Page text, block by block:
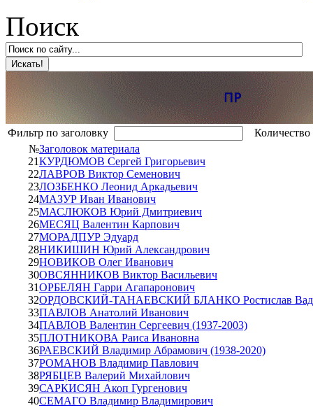
Поиск
Фильтр по заголовку
№Заголовок материала
21КУРДЮМОВ Сергей Григорьевич
22ЛАВРОВ Виктор Семенович
23ЛОЗБЕНКО Леонид Аркадьевич
24МАЗУР Иван Иванович
25МАСЛЮКОВ Юрий Дмитриевич
26МЕСЯЦ Валентин Карпович
27МОРАДПУР Эдуард
28НИКИШИН Юрий Александрович
29НОВИКОВ Олег Иванович
30ОВСЯННИКОВ Виктор Васильевич
31ОРБЕЛЯН Гарри Агапаронович
32ОРДОВСКИЙ-ТАНАЕВСКИЙ БЛАНКО Ростислав
33ПАВЛОВ Анатолий Иванович
34ПАВЛОВ Валентин Сергеевич (1937-2003)
35ПЛОТНИКОВА Раиса Ивановна
36РАЕВСКИЙ Владимир Абрамович (1938-2020)
37РОМАНОВ Владимир Павлович
38РЯБЦЕВ Валерий Михайлович
39САРКИСЯН Акоп Гургенович
40СЕМАГО Владимир Владимирович